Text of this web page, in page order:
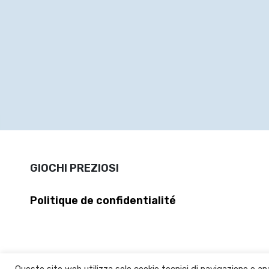
GIOCHI PREZIOSI
Politique de confidentialité